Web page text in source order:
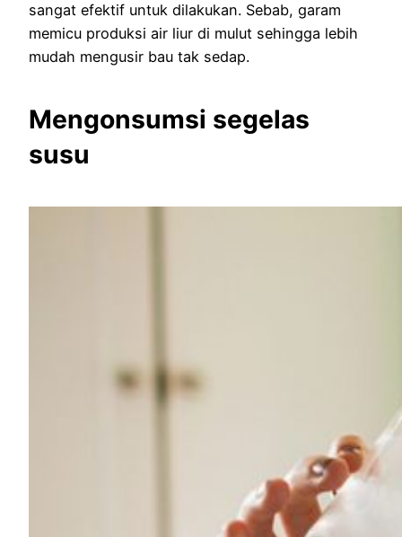
sangat efektif untuk dilakukan. Sebab, garam
memicu produksi air liur di mulut sehingga lebih
mudah mengusir bau tak sedap.
Mengonsumsi segelas
susu